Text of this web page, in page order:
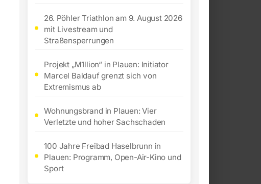
26. Pöhler Triathlon am 9. August 2026
mit Livestream und
Straßensperrungen
Projekt „M1llion“ in Plauen: Initiator
Marcel Baldauf grenzt sich von
Extremismus ab
Wohnungsbrand in Plauen: Vier
Verletzte und hoher Sachschaden
100 Jahre Freibad Haselbrunn in
Plauen: Programm, Open-Air-Kino und
Sport